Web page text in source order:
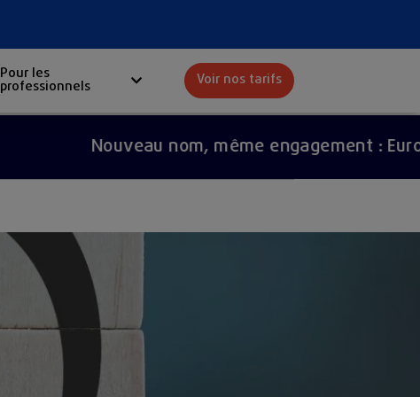
Pour les
professionnels Voir nos tarifs
Nouveau nom, même engagement : Europ